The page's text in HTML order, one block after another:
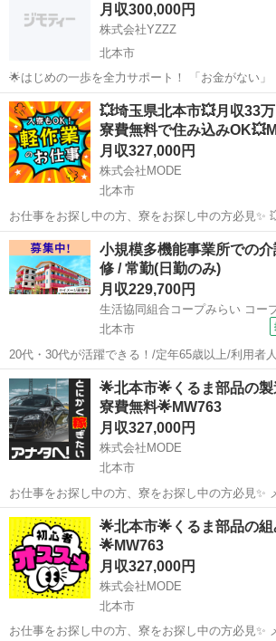
月収300,000円
株式会社YZZZ
北本市
🌟はじめの一歩を全力サポート！ 「お金がない」
「今すぐ働きたい」 そんなあなたを全力で応援し
事・住まい、すべてサポート体制万全！／ 💼募集職種（全国の大手工
場でのお仕事） 🔧...
埼玉 北本市 工場 社会保険
💥埼玉県北本市💥月収33
寮費無料で住み込み
月収327,000円
株式会社MODE
北本市
お仕事をお探し中の方、寮をお探し中の方必見✨ 💥お仕事内容💥 ハイ
ブリッド車の製造をしているところでのお仕事です。 [1]ネジ締
品の取付 [2]組み付け前の部品加工 [3]専用器具で
埼玉 北本市 その他 未経験
小規模多機能事業所での
修 / 常勤(日勤のみ)
月収229,700円
生活協同組合コープみらい コー
北本市
20代・30代が活躍できる！/定年65歳以上/利用者人数
設名】 生活協同組合コープみらい コープ夢みらい北本 【勤務
玉県 北本市 【アクセス】 北本駅から徒歩24分 北本駅/桶川駅/0駅
【雇...
埼玉 北本市 介護福祉士
🌟北本市🌟くるま部品の
寮費無料🌟MW763
月収327,000円
株式会社MODE
北本市
お仕事をお探し中の方、寮をお探し中の方必見✨
フロー✅を入力してからお願いします。 ＜お仕事内容＞ トランスミッ
ションを製造している工場で 自動車部品の組み
ます！ ...
埼玉 北本市 その他 未経験
🌟北本市🌟くるま部品の
🌟MW763
月収327,000円
株式会社MODE
北本市
お仕事をお探し中の方、寮をお探し中の方必見✨